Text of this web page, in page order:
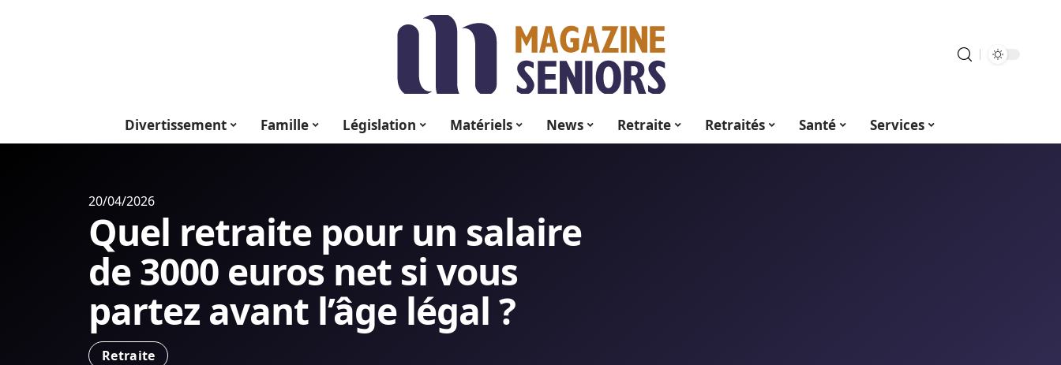
Divertissement Famille Législation Matériels News Retraite Retraités Santé Services
20/04/2026
Quel retraite pour un salaire
de 3000 euros net si vous
partez avant l’âge légal ?
Retraite